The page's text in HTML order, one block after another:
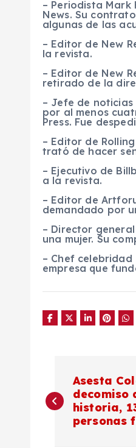
– Periodista Mark
News. Su
algunas de las
– Editor de New
la revista.
– Editor de New
retirado de la
– Jefe de noticias
por al menos
Press. Fue
– Editor de
trató de hacer
– Ejecutivo de
a la revista.
– Editor de
demandado por
– Director
una mujer. Su
– Chef celebridad
empresa que
a
Asesta
decomiso
historia,
personas